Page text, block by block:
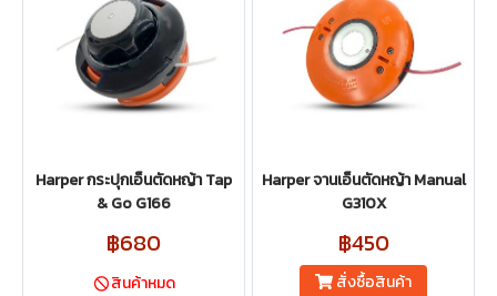
Harper กระปุกเอ็นตัดหญ้า Tap
& Go G166
฿680
สินค้าหมด
Harper จานเอ็นตัดหญ้า Manual
G310X
฿450
สั่งซื้อสินค้า